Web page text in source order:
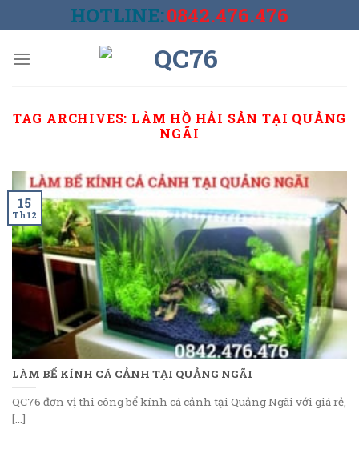
to
HOTLINE:0842.476.476
TAG ARCHIVES: LÀM HỒ HẢI SẢN TẠI QUẢNG
NGÃI
LÀM BỂ KÍNH CÁ CẢNH TẠI QUẢNG NGÃI
QC76 đơn vị thi công bể kính cá cảnh tại Quảng Ngãi với giá rẻ,
[...]
15
Th12